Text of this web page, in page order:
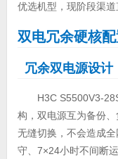
优选机型，现阶段渠道
双电冗余硬核
冗余双电源设计
H3C S5500V3-
构，双电源互为备份
无缝切换，不会造成
守、7×24小时不间断